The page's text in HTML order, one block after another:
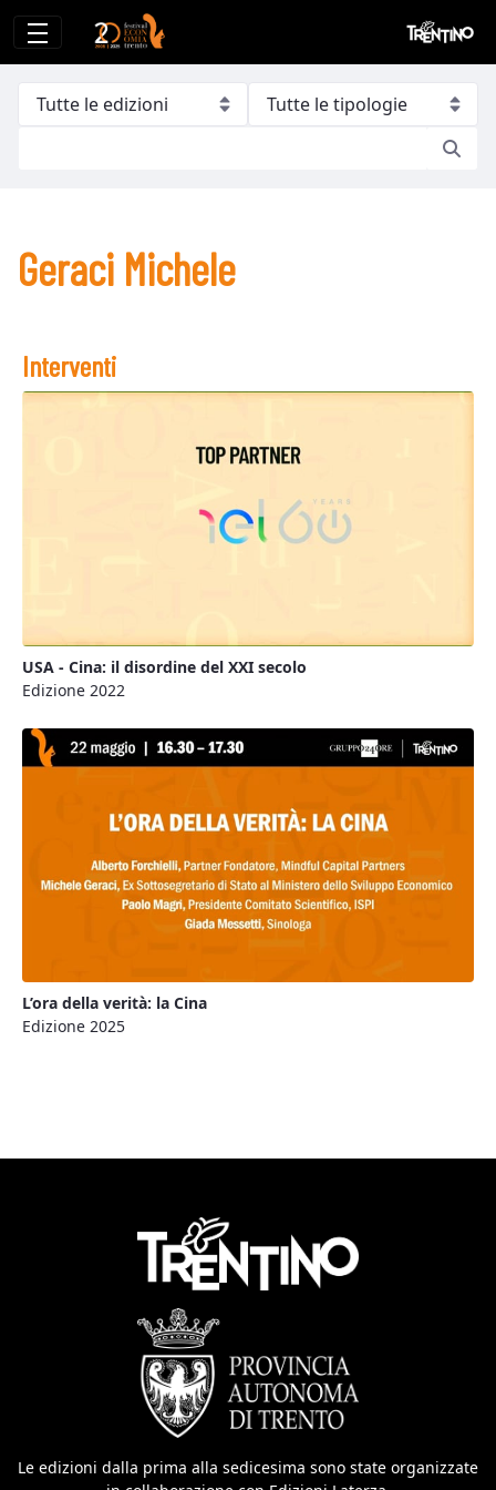
Geraci Michele
Geraci Michele
Interventi
USA - Cina: il disordine del XXI secolo
Edizione 2022
L’ora della verità: la Cina
Edizione 2025
Le edizioni dalla prima alla sedicesima sono state organizzate